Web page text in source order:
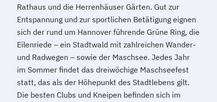
Rathaus und die Herrenhäuser Gärten. Gut zur
Entspannung und zur sportlichen Betätigung eignen
sich der rund um Hannover führende Grüne Ring, die
Eilenriede – ein Stadtwald mit zahlreichen Wander-
und Radwegen – sowie der Maschsee. Jedes Jahr
im Sommer findet das dreiwöchige Maschseefest
statt, das als der Höhepunkt des Stadtlebens gilt.
Die besten Clubs und Kneipen befinden sich im